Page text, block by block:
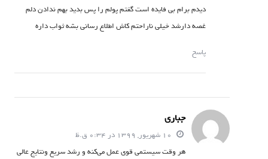
دیدم برام بی فایده است گفتم پولم را پس بدید بهم ندادن دلم
غصه دارشد خیلی ناراحتم کاش اطلاع رسانی بشه ثواب داره
پاسخ
جباری
هر وقت سیستمی قوی عمل می‌کنه و رشد سریع ونتایج عالی